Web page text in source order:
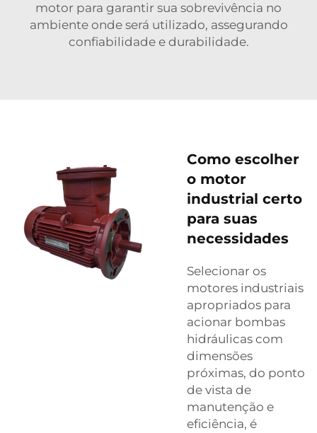
motor para garantir sua sobrevivência no
ambiente onde será utilizado, assegurando
confiabilidade e durabilidade.
Como escolher
o motor
industrial certo
para suas
necessidades
Selecionar os
motores industriais
apropriados para
acionar bombas
hidráulicas com
dimensões
próximas, do ponto
de vista de
manutenção e
eficiência, é